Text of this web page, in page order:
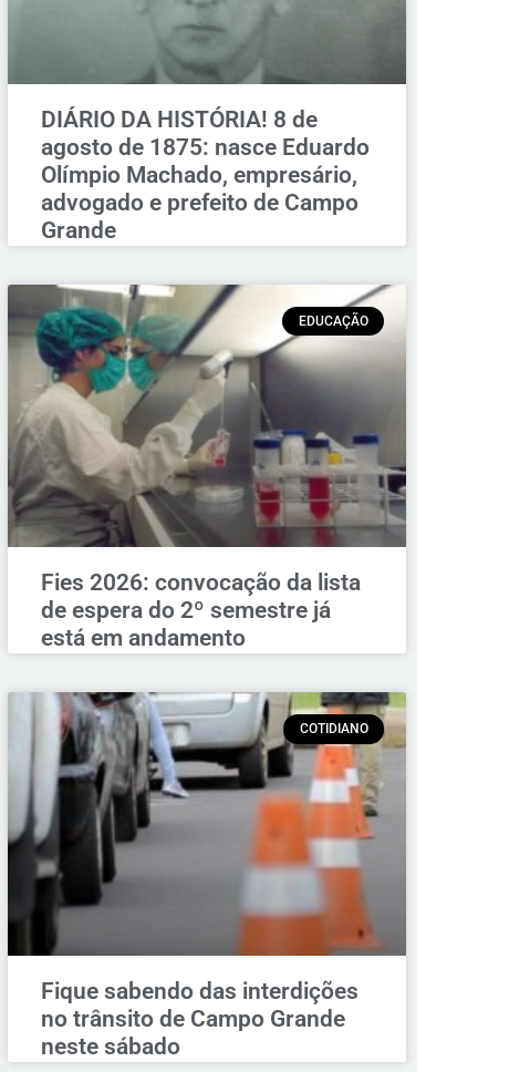
DIÁRIO DA HISTÓRIA! 8 de
agosto de 1875: nasce Eduardo
Olímpio Machado, empresário,
advogado e prefeito de Campo
Grande
EDUCAÇÃO
Fies 2026: convocação da lista
de espera do 2º semestre já
está em andamento
COTIDIANO
Fique sabendo das interdições
no trânsito de Campo Grande
neste sábado